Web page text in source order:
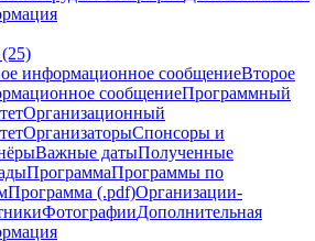
информационное сообщениеВторое
сообщениеПрограммный
Организационный
ОрганизаторыСпонсоры и
Важные датыПолученные
ПрограммаПрограммы по
Программа (.pdf)Организации-
ФотографииДополнительная